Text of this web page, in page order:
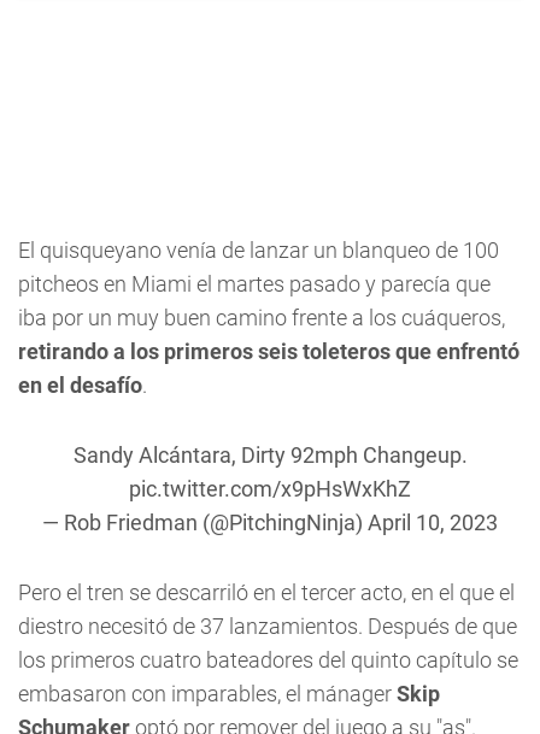
El quisqueyano venía de lanzar un blanqueo de 100
pitcheos en Miami el martes pasado y parecía que
iba por un muy buen camino frente a los cuáqueros,
retirando a los primeros seis toleteros que enfrentó
en el desafío.
Sandy Alcántara, Dirty 92mph Changeup.
pic.twitter.com/x9pHsWxKhZ
— Rob Friedman (@PitchingNinja) April 10, 2023
Pero el tren se descarriló en el tercer acto, en el que el
diestro necesitó de 37 lanzamientos. Después de que
los primeros cuatro bateadores del quinto capítulo se
embasaron con imparables, el mánagerSkip
Schumakeroptó por remover del juego a su "as".